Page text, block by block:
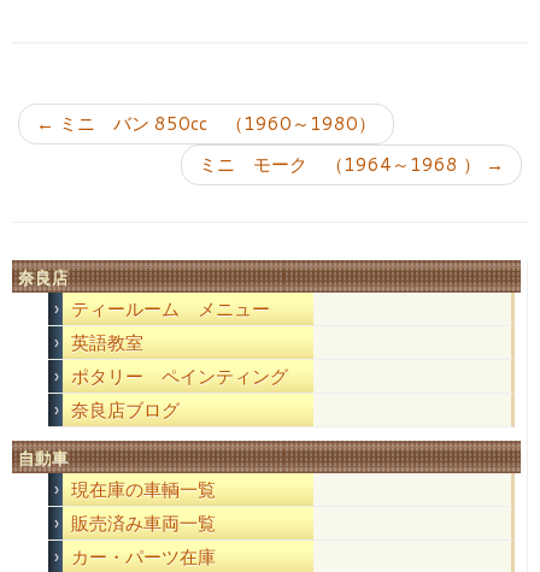
← ミニ バン 850cc （1960～1980）
ミニ モーク （1964～1968 ）
→
奈良店
ティールーム メニュー
英語教室
ポタリー ペインティング
奈良店ブログ
自動車
現在庫の車輌一覧
販売済み車両一覧
カー・パーツ在庫